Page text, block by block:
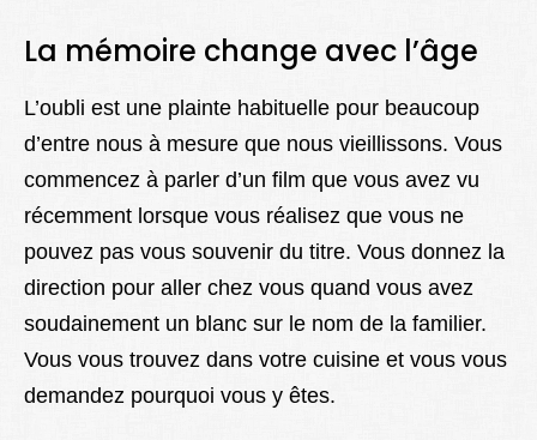
La mémoire change avec l’âge
L’oubli est une plainte habituelle pour beaucoup
d’entre nous à mesure que nous vieillissons. Vous
commencez à parler d’un film que vous avez vu
récemment lorsque vous réalisez que vous ne
pouvez pas vous souvenir du titre. Vous donnez la
direction pour aller chez vous quand vous avez
soudainement un blanc sur le nom de la familier.
Vous vous trouvez dans votre cuisine et vous vous
demandez pourquoi vous y êtes.